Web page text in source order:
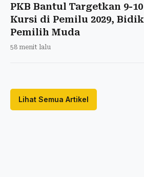
PKB Bantul Targetkan 9-10
Kursi di Pemilu 2029, Bidik
Pemilih Muda
58 menit lalu
Lihat Semua Artikel